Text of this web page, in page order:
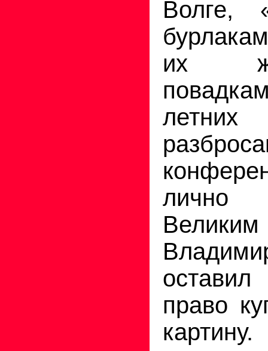
Волге,
их
лично
право
картину.